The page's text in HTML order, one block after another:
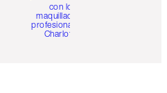
con los
maquilladores
profesionales de
Charlotte.